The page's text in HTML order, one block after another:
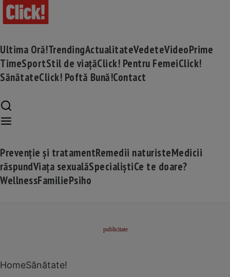
Ultima Oră!TrendingActualitateVedeteVideoPrime
TimeSportStil de viațăClick! Pentru FemeiClick!
SănătateClick! Poftă Bună!Contact
Prevenție și tratamentRemedii naturisteMedicii
răspundViața sexualăSpecialiștiCe te doare?
WellnessFamiliePsiho
HomeSănătate!